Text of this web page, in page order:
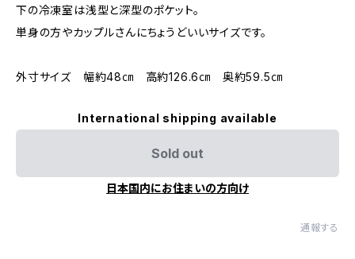
下の冷凍室は浅型と深型のポケット。
単身の方やカップルさんにちょうどいいサイズです。
外寸サイズ 幅約48㎝ 高約126.6㎝ 奥約59.5㎝
International shipping available
Sold out
日本国内にお住まいの方向け
通報する